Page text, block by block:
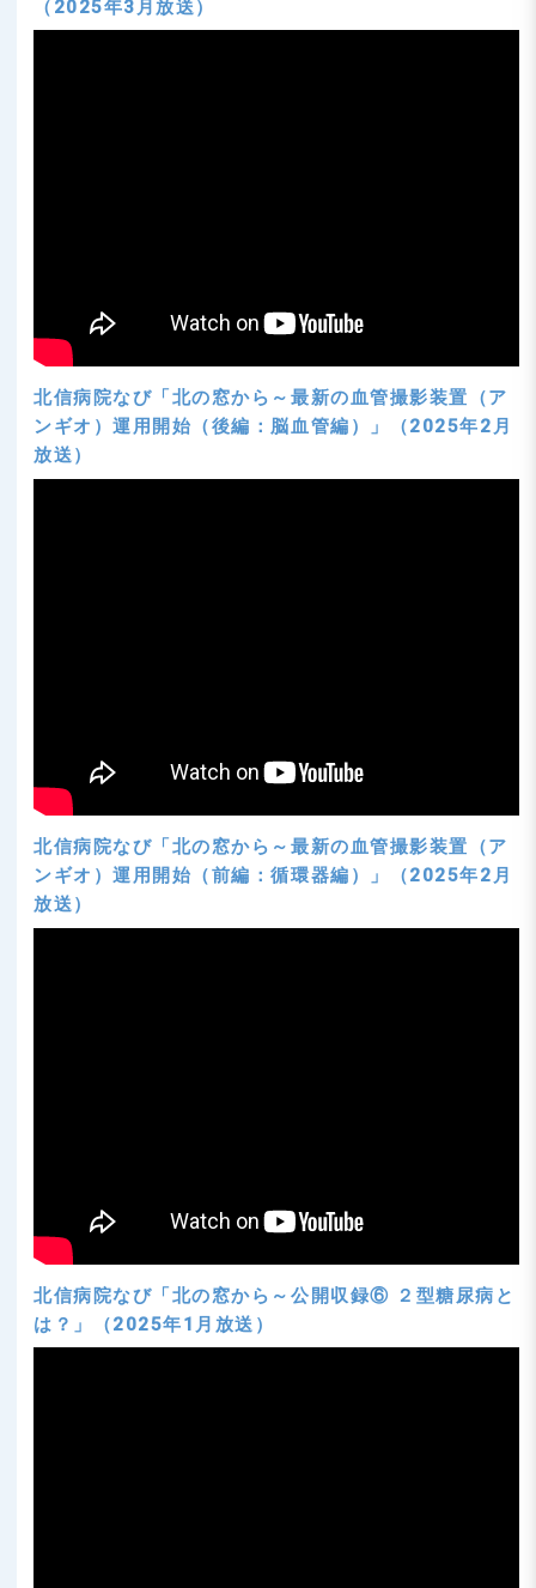
（2025年3月放送）
北信病院なび「北の窓から～最新の血管撮影装置（ア
ンギオ）運用開始（後編：脳血管編）」（2025年2月
放送）
北信病院なび「北の窓から～最新の血管撮影装置（ア
ンギオ）運用開始（前編：循環器編）」（2025年2月
放送）
北信病院なび「北の窓から～公開収録⑥ ２型糖尿病と
は？」（2025年1月放送）